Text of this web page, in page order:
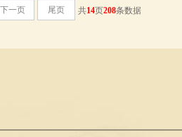
下一页 尾页 共14页208条数据